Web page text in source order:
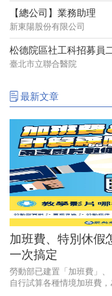
【總公司】業務助理
新東陽股份有限公司
松德院區社工科招募員
臺北市立聯合醫院
最新文章
加班費、特別休假
一次搞定
勞動部已建置「加班費」
自行試算各種情境加班費